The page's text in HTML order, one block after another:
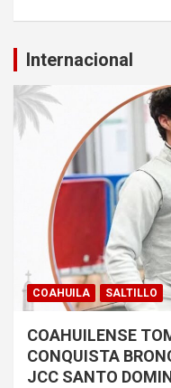
Internacional
COAHUILA SALTILLO
COAHUILENSE
CONQUISTA
JCC SANTO